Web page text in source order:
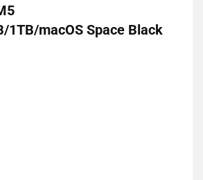
1TB/macOS Space Black